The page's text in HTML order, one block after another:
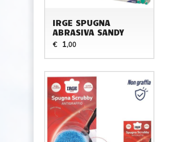
IRGE SPUGNA
ABRASIVA SANDY
€ 1,00